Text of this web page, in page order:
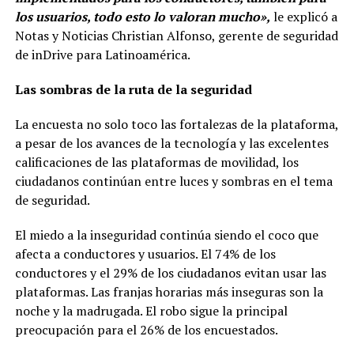
los usuarios, todo esto lo valoran mucho», le explicó a
Notas y Noticias Christian Alfonso, gerente de seguridad
de inDrive para Latinoamérica.
Las sombras de la ruta de la seguridad
La encuesta no solo toco las fortalezas de la plataforma,
a pesar de los avances de la tecnología y las excelentes
calificaciones de las plataformas de movilidad, los
ciudadanos continúan entre luces y sombras en el tema
de seguridad.
El miedo a la inseguridad continúa siendo el coco que
afecta a conductores y usuarios. El 74% de los
conductores y el 29% de los ciudadanos evitan usar las
plataformas. Las franjas horarias más inseguras son la
noche y la madrugada. El robo sigue la principal
preocupación para el 26% de los encuestados.